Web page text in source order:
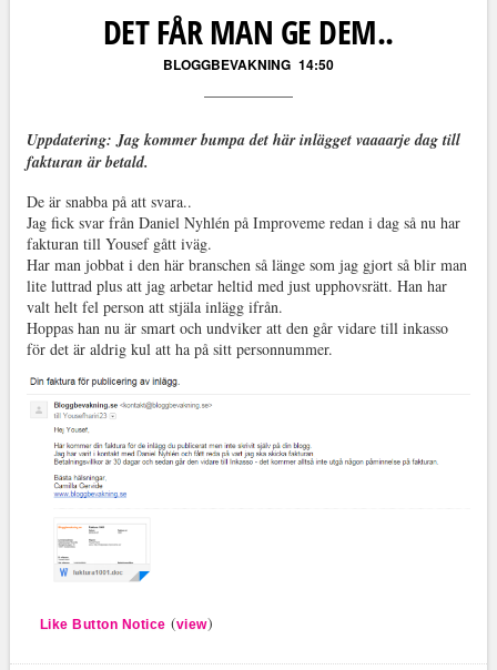
DET FÅR MAN GE DEM..
BLOGGBEVAKNING 14:50
Uppdatering: Jag kommer bumpa det här inlägget vaaaarje dag till
fakturan är betald.
De är snabba på att svara..
Jag fick svar från Daniel Nyhlén på Improveme redan i dag så nu har
fakturan till Yousef gått iväg.
Har man jobbat i den här branschen så länge som jag gjort så blir man
lite luttrad plus att jag arbetar heltid med just upphovsrätt. Han har
valt helt fel person att stjäla inlägg ifrån.
Hoppas han nu är smart och undviker att den går vidare till inkasso
för det är aldrig kul att ha på sitt personnummer.
Like Button Notice (view)